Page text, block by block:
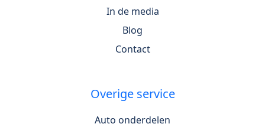
In de media
Blog
Contact
Overige service
Auto onderdelen